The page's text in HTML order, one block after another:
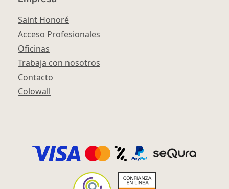
Saint Honoré
Acceso Profesionales
Oficinas
Trabaja con nosotros
Contacto
Colowall